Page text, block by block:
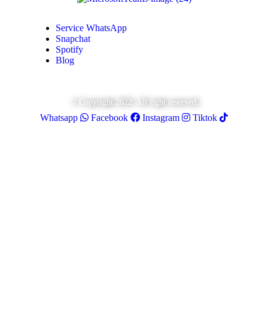
Service WhatsApp
Snapchat
Spotify
Blog
© Copyright 2022. All right reserved.
Whatsapp Facebook Instagram Tiktok